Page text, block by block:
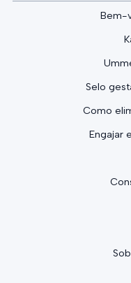
Bem-
Selo
Como
Engajar